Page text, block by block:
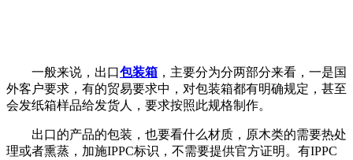
一般来说，出口包装箱 ，主要分为分两部分来看，一是国
外客户要求，有的贸易要求中，对包装箱都有明确规定，甚至
会发纸箱样品给发货人，要求按照此规格制作。
出口的产品的包装，也要看什么材质，原木类的需要热处
理或者熏蒸，加施IPPC标识，不需要提供官方证明。有IPPC